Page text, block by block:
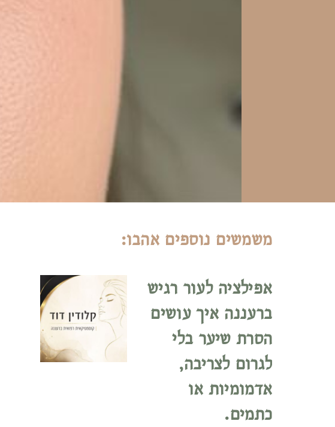
משמשים נוספים אהבו:
אפילציה לעור רגיש
ברעננה איך עושים
הסרת שיער בלי
לגרום לצריבה,
אדמומיות או
כתמים.